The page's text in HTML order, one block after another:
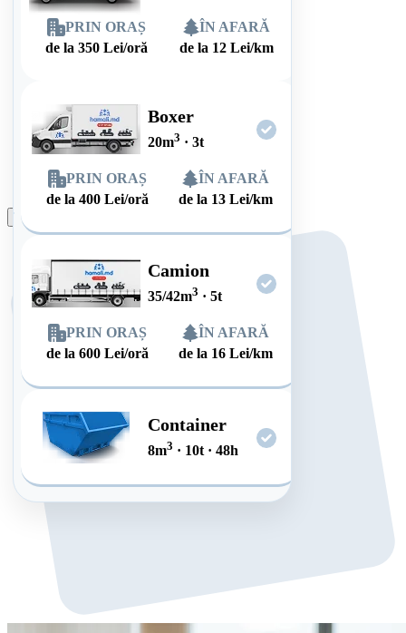
PRIN ORAȘ
de la 350 Lei/oră
ÎN AFARĂ
de la 12 Lei/km
Boxer
20m3 · 3t
PRIN ORAȘ
de la400 Lei/oră
ÎN AFARĂ
de la 13 Lei/km
Camion
35/42m3 · 5t
PRIN ORAȘ
de la600 Lei/oră
ÎN AFARĂ
de la 16 Lei/km
Container
8m3 · 10t · 48h
Plasează comanda